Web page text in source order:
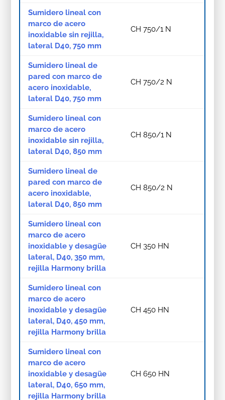
Sumidero lineal con
marco de acero
inoxidable sin rejilla,
lateral D40, 750 mm
CH 750/1 N
Sumidero lineal de
pared con marco de
acero inoxidable,
lateral D40, 750 mm
CH 750/2 N
Sumidero lineal con
marco de acero
inoxidable sin rejilla,
lateral D40, 850 mm
CH 850/1 N
Sumidero lineal de
pared con marco de
acero inoxidable,
lateral D40, 850 mm
CH 850/2 N
Sumidero lineal con
marco de acero
inoxidable y desagüe
lateral, D40, 350 mm,
rejilla Harmony brilla
CH 350 HN
Sumidero lineal con
marco de acero
inoxidable y desagüe
lateral, D40, 450 mm,
rejilla Harmony brilla
CH 450 HN
Sumidero lineal con
marco de acero
inoxidable y desagüe
lateral, D40, 650 mm,
rejilla Harmony brilla
CH 650 HN